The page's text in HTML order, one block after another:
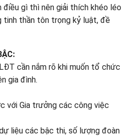
điều gì thì nên giải thích khéo léo
tinh thần tôn trọng kỷ luật, đề
cần nắm rõ khi muốn tổ chức
gia đình.
với Gia trưởng các công việc
liệu các bậc thi, số lượng đoàn